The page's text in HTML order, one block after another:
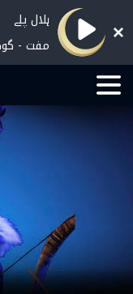
ہلال پلے
مفت -